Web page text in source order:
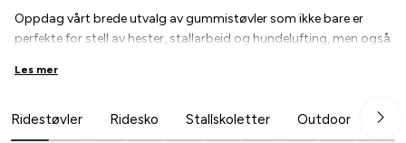
Oppdag vårt brede utvalg av gummistøvler som ikke bare er
perfekte for stell av hester, stallarbeid og hundelufting, men også
holdbarhet, stil og et trendy design, noe som gjør dem like flotte
Vi tilbyr både høye og lave gummistøvler i flere farger, slik at du
kan finne den perfekte stilen og passformen. Enten du foretrekker
Les mer
Ridestøvler Ridesko Stallskoletter Outdoor